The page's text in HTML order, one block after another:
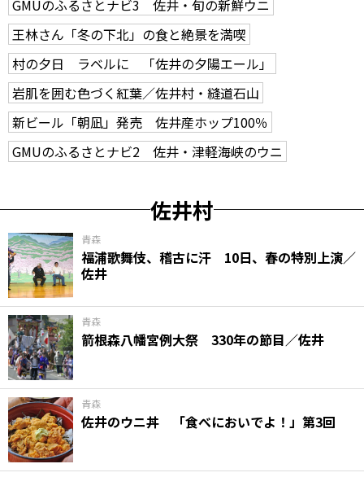
GMUのふるさとナビ3 佐井・旬の新鮮ウニ
王林さん「冬の下北」の食と絶景を満喫
村の夕日 ラベルに 「佐井の夕陽エール」
岩肌を囲む色づく紅葉／佐井村・縫道石山
新ビール「朝凪」発売 佐井産ホップ100％
GMUのふるさとナビ2 佐井・津軽海峡のウニ
佐井村
青森
福浦歌舞伎、稽古に汗 10日、春の特別上演／
佐井
青森
箭根森八幡宮例大祭 330年の節目／佐井
青森
佐井のウニ丼 「食べにおいでよ！」第3回